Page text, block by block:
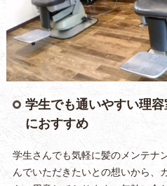
学生でも通いやすい理
におすすめ
学生さんでも気軽に髪のメンテナ
んでいただきたいとの想いから、